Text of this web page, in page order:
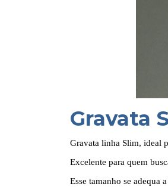
Gravata
Gravata linha Slim, ideal
Excelente para quem
Esse tamanho se adequa